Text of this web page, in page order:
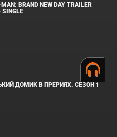
BRAND NEW DAY TRAILER
SINGLE
ДОМИК В ПРЕРИЯХ. СЕЗОН 1